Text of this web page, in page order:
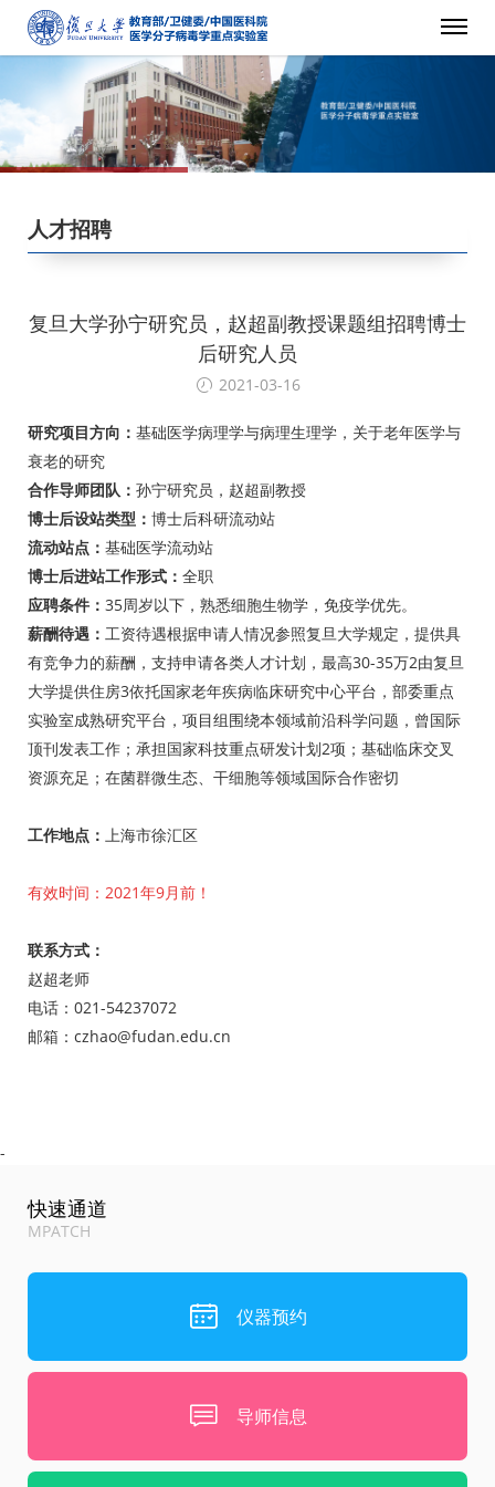
人才招聘
复旦大学孙宁研究员，赵超副教授课题组招聘博士
后研究人员
2021-03-16
研究项目方向： 基础医学病理学与病理生理学，关于老年医学与
衰老的研究
合作导师团队： 孙宁研究员，赵超副教授
博士后设站类型： 博士后科研流动站
流动站点： 基础医学流动站
博士后进站工作形式： 全职
应聘条件： 35周岁以下，熟悉细胞生物学，免疫学优先。
薪酬待遇： 工资待遇根据申请人情况参照复旦大学规定，提供具
有竞争力的薪酬，支持申请各类人才计划，最高30-35万2由复旦
大学提供住房3依托国家老年疾病临床研究中心平台，部委重点
实验室成熟研究平台，项目组围绕本领域前沿科学问题，曾国际
顶刊发表工作；承担国家科技重点研发计划2项；基础临床交叉
资源充足；在菌群微生态、干细胞等领域国际合作密切
工作地点： 上海市徐汇区
有效时间：2021年9月前 ！
联系方式：
赵超老师
电话：021-54237072
邮箱：czhao@fudan.edu.cn
-
快速通道
MPATCH
仪器预约
导师信息